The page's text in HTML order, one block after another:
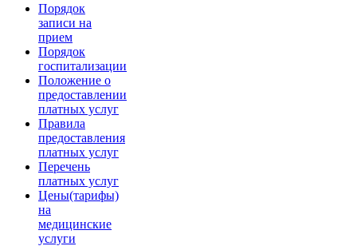
Порядок
записи на
прием
Порядок
госпитализации
Положение о
предоставлении
платных услуг
Правила
предоставления
платных услуг
Перечень
платных услуг
Цены(тарифы)
на
медицинские
услуги